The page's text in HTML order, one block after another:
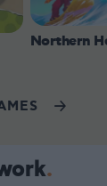
Northern